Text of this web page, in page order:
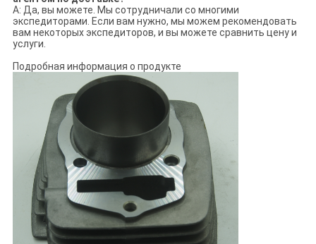
A: Да, вы можете. Мы сотрудничали со многими
экспедиторами. Если вам нужно, мы можем рекомендовать
вам некоторых экспедиторов, и вы можете сравнить цену и
услуги.
Подробная информация о продукте